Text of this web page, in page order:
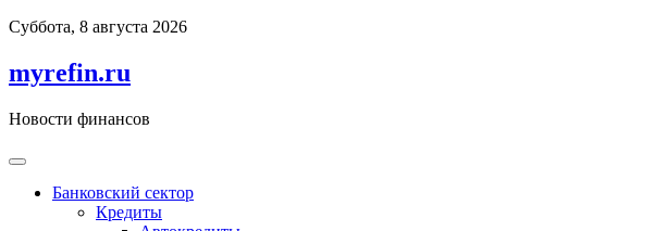
Перейти
содержимому
Суббота, 8 августа 2026
myrefin.ru
Новости финансов
Банковский сектор
Кредиты